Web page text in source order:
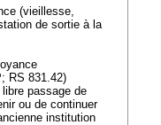
(vieillesse,
de sortie à la
RS 831.42)
passage de
ou de continuer
institution